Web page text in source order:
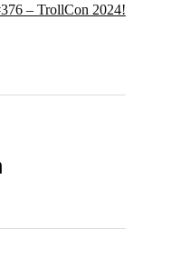
– TrollCon 2024!